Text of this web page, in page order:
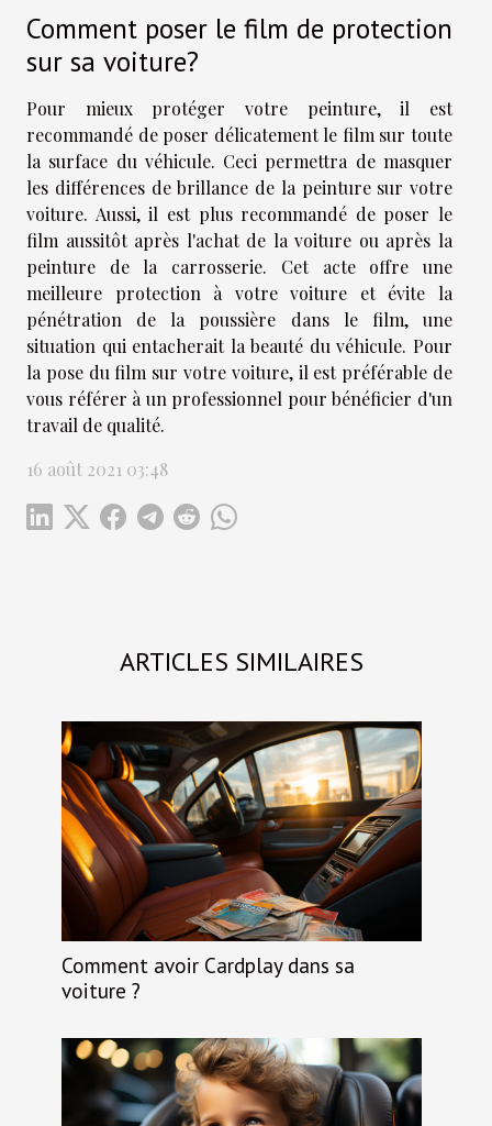
Comment poser le film de protection
sur sa voiture?
Pour mieux protéger votre peinture, il est
recommandé de poser délicatement le film sur toute
la surface du véhicule. Ceci permettra de masquer
les différences de brillance de la peinture sur votre
voiture. Aussi, il est plus recommandé de poser le
film aussitôt après l'achat de la voiture ou après la
peinture de la carrosserie. Cet acte offre une
meilleure protection à votre voiture et évite la
pénétration de la poussière dans le film, une
situation qui entacherait la beauté du véhicule. Pour
la pose du film sur votre voiture, il est préférable de
vous référer à un professionnel pour bénéficier d'un
travail de qualité.
16 août 2021 03:48
ARTICLES SIMILAIRES
Comment avoir Cardplay dans sa
voiture ?